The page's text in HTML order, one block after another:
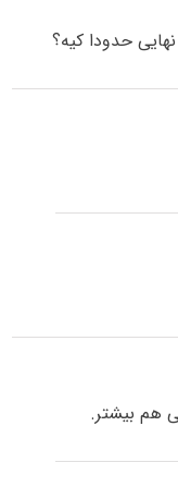
حدودا کیه؟
هم بیشتر.